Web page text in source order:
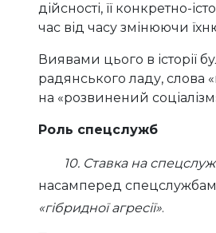
дійсності, її конкретно-
час від часу змінюючи
Виявами цього в історії
радянського ладу, слова
на «розвинений
Роль спецслужб
10. Ставка на
насамперед
«гібридної агресії».